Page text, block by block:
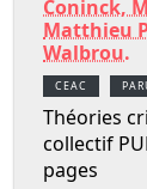
Coninck,
Matthieu
Walbrou.
CEAC
Théories
collectif
pages